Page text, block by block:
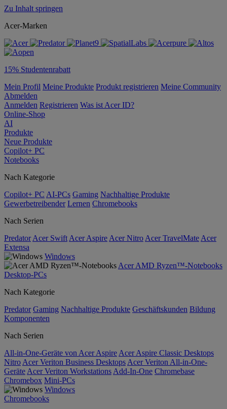
Zu Inhalt springen
Acer-Marken
15% Studentenrabatt
Mein Profil Meine Produkte Produkt registrieren Meine Community
Abmelden
Anmelden Registrieren Was ist Acer ID?
Online-Shop
AI
Produkte
Neue Produkte
Copilot+ PC
Notebooks
Nach Kategorie
Copilot+ PC AI-PCs Gaming Nachhaltige Produkte
Gewerbetreibender Lernen Chromebooks
Nach Serien
Predator Acer Swift Acer Aspire Acer Nitro Acer TravelMate Acer
Extensa
Windows
Acer AMD Ryzen™-Notebooks
Desktop-PCs
Nach Kategorie
Predator Gaming Nachhaltige Produkte Geschäftskunden Bildung
Komponenten
Nach Serien
All-in-One-Geräte von Acer Aspire Acer Aspire Classic Desktops
Nitro Acer Veriton Business Desktops Acer Veriton All-in-One-
Geräte Acer Veriton Workstations Add-In-One Chromebase
Chromebox Mini-PCs
Windows
Chromebooks